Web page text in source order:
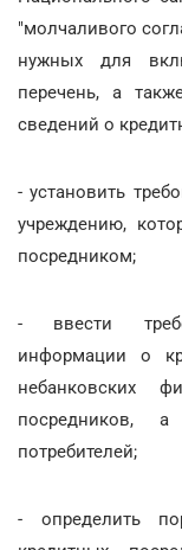
"молчаливого
нужных для
перечень, а
сведений о
- установить
учреждению,
посредником;
- ввести
информации о
небанковских
посредников,
потребителей;
- определить